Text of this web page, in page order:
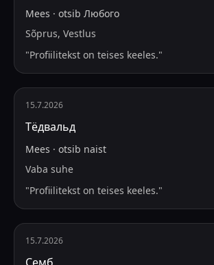
Mees · otsib Любого
Sõprus, Vestlus
"Profiilitekst on teises keeles."
15.7.2026
Тëдвальд
Mees · otsib naist
Vaba suhe
"Profiilitekst on teises keeles."
15.7.2026